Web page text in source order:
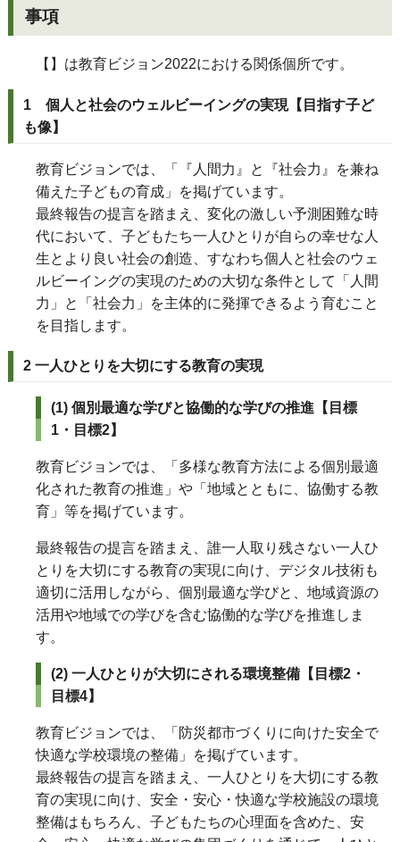
事項
【】は教育ビジョン2022における関係個所です。
1 個人と社会のウェルビーイングの実現【目指す子ど
も像】
教育ビジョンでは、「『人間力』と『社会力』を兼ね
備えた子どもの育成」を掲げています。
最終報告の提言を踏まえ、変化の激しい予測困難な時
代において、子どもたち一人ひとりが自らの幸せな人
生とより良い社会の創造、すなわち個人と社会のウェ
ルビーイングの実現のための大切な条件として「人間
力」と「社会力」を主体的に発揮できるよう育むこと
を目指します。
2 一人ひとりを大切にする教育の実現
(1) 個別最適な学びと協働的な学びの推進【目標
1・目標2】
教育ビジョンでは、「多様な教育方法による個別最適
化された教育の推進」や「地域とともに、協働する教
育」等を掲げています。
最終報告の提言を踏まえ、誰一人取り残さない一人ひ
とりを大切にする教育の実現に向け、デジタル技術も
適切に活用しながら、個別最適な学びと、地域資源の
活用や地域での学びを含む協働的な学びを推進しま
す。
(2)一人ひとりが大切にされる環境整備【目標2・
目標4】
教育ビジョンでは、「防災都市づくりに向けた安全で
快適な学校環境の整備」を掲げています。
最終報告の提言を踏まえ、一人ひとりを大切にする教
育の実現に向け、安全・安心・快適な学校施設の環境
整備はもちろん、子どもたちの心理面を含めた、安